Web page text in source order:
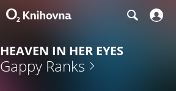
HEAVEN IN HER EYES
Gappy Ranks